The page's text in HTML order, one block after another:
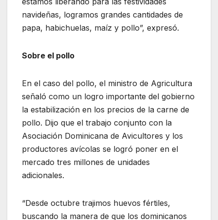
navideñas, logramos grandes cantidades de
papa, habichuelas, maíz y pollo”, expresó.
Sobre el pollo
En el caso del pollo, el ministro de Agricultura
señaló como un logro importante del gobierno
la estabilización en los precios de la carne de
pollo. Dijo que el trabajo conjunto con la
Asociación Dominicana de Avicultores y los
productores avícolas se logró poner en el
mercado tres millones de unidades
adicionales.
“Desde octubre trajimos huevos fértiles,
buscando la manera de que los dominicanos